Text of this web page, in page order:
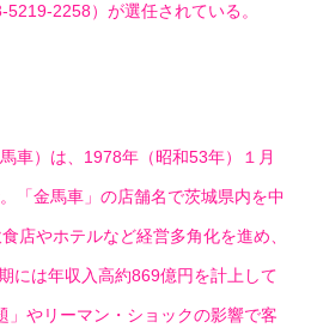
2258）が選任されている。
車）は、1978年（昭和53年）１月
「金馬車」の店舗名で茨城県内を中
店やホテルなど経営多角化を進め、
には年収入高約869億円を計上して
」やリーマン・ショックの影響で客